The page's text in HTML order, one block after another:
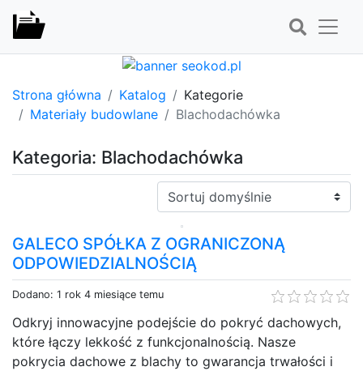
Strona główna Katalog
Kategorie
Materiały budowlane
Blachodachówka
Kategoria: Blachodachówka
Sortuj:
GALECO SPÓŁKA Z OGRANICZONĄ
ODPOWIEDZIALNOŚCIĄ
Dodano: 1 rok 4 miesiące temu
Odkryj innowacyjne podejście do pokryć dachowych,
które łączy lekkość z funkcjonalnością. Nasze
pokrycia dachowe z blachy to gwarancja trwałości i